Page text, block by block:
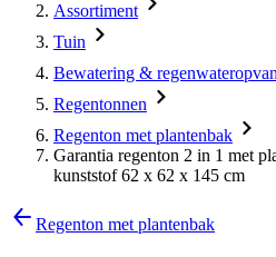
Assortiment
Tuin
Bewatering &
Regentonnen
Regenton met plantenbak
Garantia regenton 2 in 1 met
kunststof 62 x 62 x 145 cm
Regenton met plantenbak